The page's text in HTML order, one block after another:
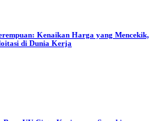
Kenaikan Harga yang Mencekik,
di Dunia Kerja